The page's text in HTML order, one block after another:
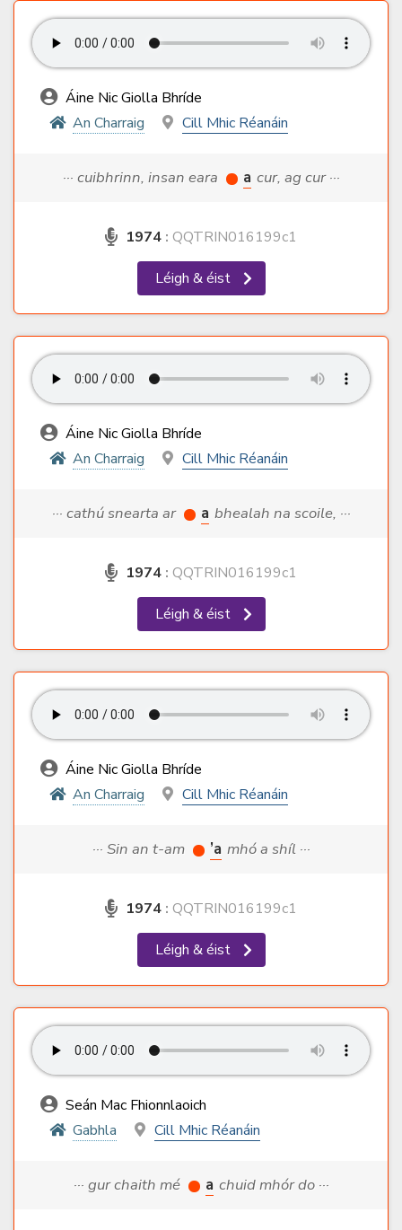
Áine Nic Giolla Bhríde
An Charraig
Cill Mhic Réanáin
··· cuibhrinn, insan eara a cur, ag cur ···
1974 : QQTRIN016199c1
Léigh & éist
Áine Nic Giolla Bhríde
An Charraig
Cill Mhic Réanáin
··· cathú snearta ar a bhealah na scoile, ···
1974 : QQTRIN016199c1
Léigh & éist
Áine Nic Giolla Bhríde
An Charraig
Cill Mhic Réanáin
··· Sin an t-am ’a mhó a shíl ···
1974 : QQTRIN016199c1
Léigh & éist
Seán Mac Fhionnlaoich
Gabhla
Cill Mhic Réanáin
··· gur chaith mé a chuid mhór do ···